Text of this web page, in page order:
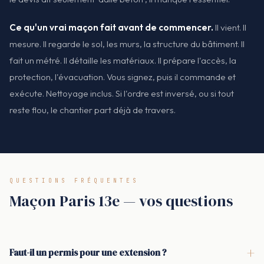
Ce qu'un vrai maçon fait avant de commencer. Il vient. Il
mesure. Il regarde le sol, les murs, la structure du bâtiment. Il
fait un métré. Il détaille les matériaux. Il prépare l'accès, la
protection, l'évacuation. Vous signez, puis il commande et
exécute. Nettoyage inclus. Si l'ordre est inversé, ou si tout
reste flou, le chantier part déjà de travers.
QUESTIONS FRÉQUENTES
Maçon Paris 13e — vos questions
Faut-il un permis pour une extension ? +